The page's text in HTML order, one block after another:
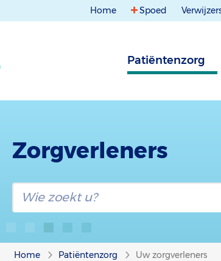
Home Spoed
Patiëntenzorg
Zorgverleners
Home Patiëntenzorg Uw zorgverleners